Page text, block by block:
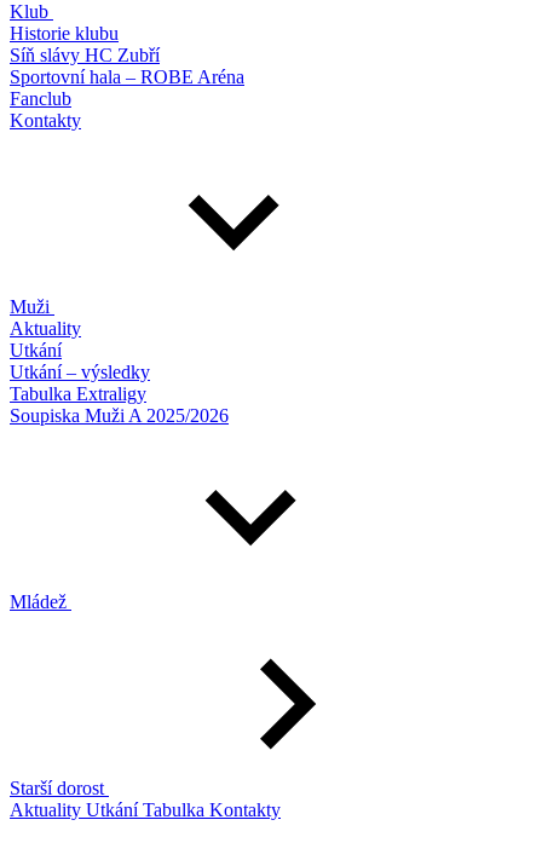
Klub
Historie klubu
Síň slávy HC Zubří
Sportovní hala – ROBE Aréna
Fanclub
Kontakty
Muži
Aktuality
Utkání
Utkání – výsledky
Tabulka Extraligy
Soupiska Muži A 2025/2026
Mládež
Starší dorost
Aktuality UtkáníTabulka Kontakty